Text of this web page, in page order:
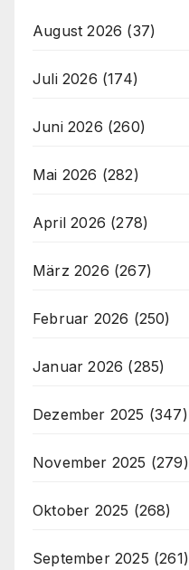
August 2026 (37)
Juli 2026 (174)
Juni 2026 (260)
Mai 2026 (282)
April 2026 (278)
März 2026 (267)
Februar 2026 (250)
Januar 2026 (285)
Dezember 2025 (347)
November 2025 (279)
Oktober 2025 (268)
September 2025 (261)